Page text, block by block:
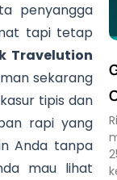
penyangga
tapi tetap
Travelution
sekarang
tipis dan
rapi yang
Anda tanpa
mau lihat